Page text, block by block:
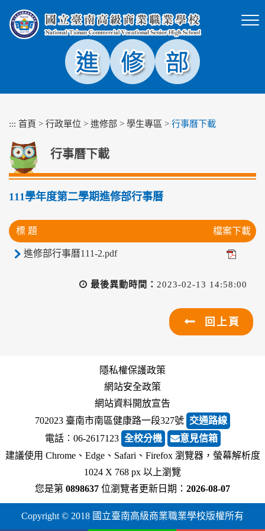
塊
::: 首頁 > 行政單位 > 進修部 > 學生專區 > 行事曆下載
行事曆下載
111學年度第二學期進修部行事曆
標 題 檔案下載
進修部行事曆111-2.pdf
最後異動時間： 2023-02-13 14:58:00
回上頁
隱私權保護政策
網站安全政策
網站資料開放宣告
702023 臺南市南區健康路一段327號 交通路線
電話︰06-2617123 全校分機
意見信箱
建議使用 Chrome、Edge、Safari、Firefox 瀏覽器，螢幕解析度
1024 X 768 px 以上瀏覽
您是第 0898637 位瀏覽者更新日期： 2026-08-07
Copyright © 2018 國立臺南高級商業職業學校版權所有